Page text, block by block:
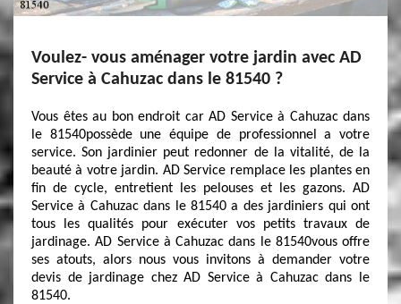
Voulez- vous aménager votre jardin avec AD
Service à Cahuzac dans le 81540 ?
Vous êtes au bon endroit car AD Service à Cahuzac dans
le 81540possède une équipe de professionnel a votre
service. Son jardinier peut redonner de la vitalité, de la
beauté à votre jardin. AD Service remplace les plantes en
fin de cycle, entretient les pelouses et les gazons. AD
Service à Cahuzac dans le 81540 a des jardiniers qui ont
tous les qualités pour exécuter vos petits travaux de
jardinage. AD Service à Cahuzac dans le 81540vous offre
ses atouts, alors nous vous invitons à demander votre
devis de jardinage chez AD Service à Cahuzac dans le
81540.